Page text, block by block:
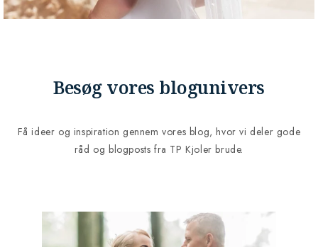
Besøg vores blogunivers
Få ideer og inspiration gennem vores blog, hvor vi deler gode
råd og blogposts fra TP Kjoler brude.